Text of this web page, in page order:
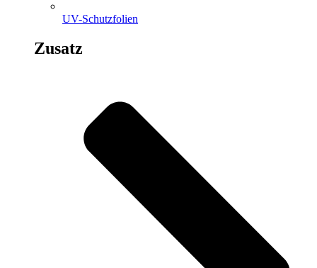
UV-Schutzfolien
Zusatz